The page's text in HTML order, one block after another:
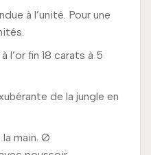
à l’unité. Pour une
l’or fin 18 carats à 5
de la jungle en
main. Ø